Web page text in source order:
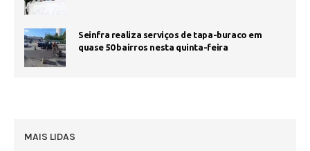
Seinfra realiza serviços de tapa-buraco em
quase 50 bairros nesta quinta-feira
MAIS LIDAS